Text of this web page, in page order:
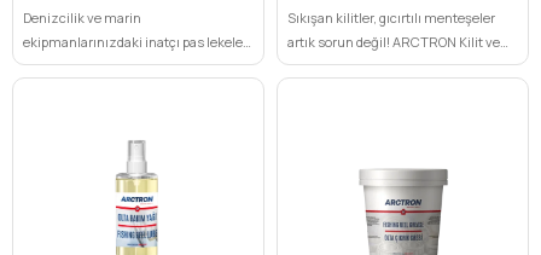
Denizcilik ve marin
ekipmanlarınızdaki inatçı pas lekeleri
artık sorun değil! Arctron Rust Ex
Sıkışan kilitler, gıcırtılı menteşeler
artık sorun değil! ARCTRON Kilit ve
Menteşe Yağı 50 ML ile tüm